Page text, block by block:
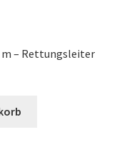
– Rettungsleiter